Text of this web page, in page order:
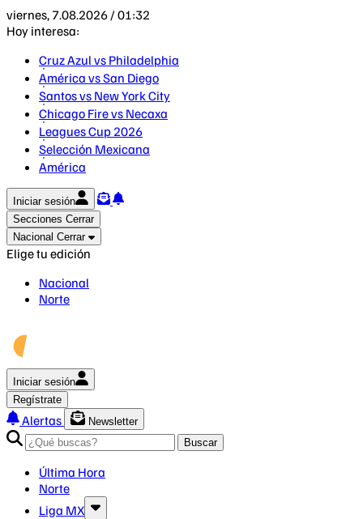
viernes, 7.08.2026 / 01:32
Hoy interesa:
Cruz Azul vs Philadelphia
América vs San Diego
Santos vs New York City
Chicago Fire vs Necaxa
Leagues Cup 2026
Selección Mexicana
América
Iniciar sesión
Secciones Cerrar
Nacional Cerrar
Elige tu edición
Nacional
Norte
Iniciar sesión
Regístrate
Alertas
Newsletter
Buscar
Última Hora
Norte
Liga MX